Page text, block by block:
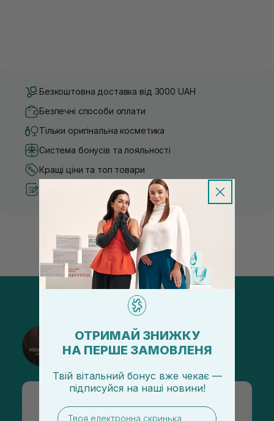
Безкоштовна доставка від 3000 UAH
Безпечні способи оплати
Тільки оригінальна косметика
Система бонусів та лояльності
Кращі ціни та топ товари
Рекомендації від косметологів
@sisters_stelmakh в Instagram
Підписатися
ОТРИМАЙ ЗНИЖКУ
НА ПЕРШЕ ЗАМОВЛЕНЯ
Твій вітальний бонус вже чекає —
підписуйся на наші новини!
email